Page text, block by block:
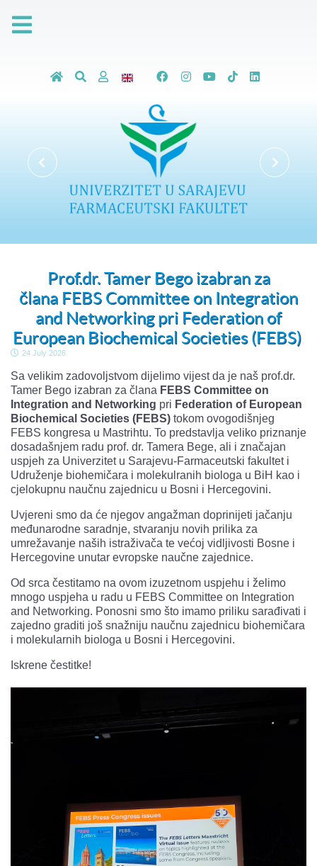
Prof.dr. Tamer Bego izabran za
člana FEBS Committee on Integration
and Networking pri Federation of
European Biochemical Societies (FEBS)
24 July 2026
Sa velikim zadovoljstvom dijelimo vijest da je naš prof.dr.
Tamer Bego izabran za člana FEBS Committee on
Integration and Networking pri Federation of European
Biochemical Societies (FEBS) tokom ovogodišnjeg
FEBS kongresa u Mastrihtu. To predstavlja veliko priznanje
dosadašnjem radu prof. dr. Tamera Bege, ali i značajan
uspjeh za Univerzitet u Sarajevu-Farmaceutski fakultet i
Udruženje biohemičara i molekulranih biologa u BiH kao i
cjelokupnu naučnu zajednicu u Bosni i Hercegovini.
Uvjereni smo da će njegov angažman doprinijeti jačanju
međunarodne saradnje, stvaranju novih prilika za
umrežavanje naših istraživača te većoj vidljivosti Bosne i
Hercegovine unutar evropske naučne zajednice.
Od srca čestitamo na ovom izuzetnom uspjehu i želimo
mnogo uspjeha u radu u FEBS Committee on Integration
and Networking. Ponosni smo što imamo priliku sarađivati i
zajedno graditi još snažniju naučnu zajednicu biohemičara
i molekularnih biologa u Bosni i Hercegovini.
Iskrene čestitke!